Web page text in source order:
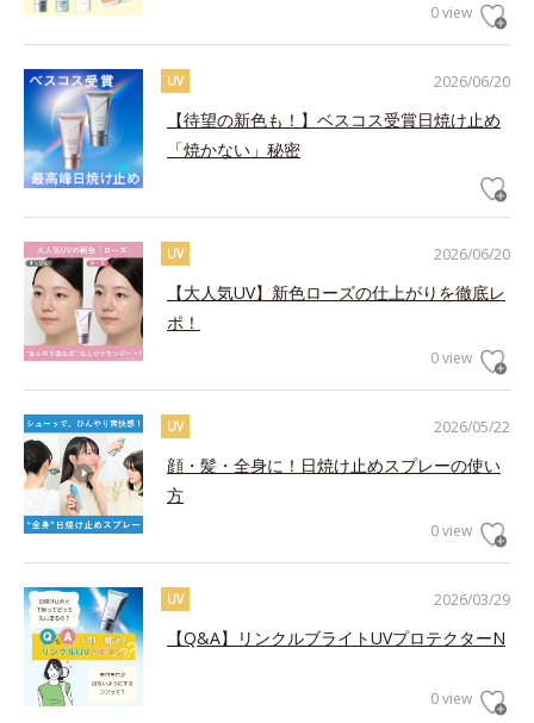
0 view
2026/06/20
UV
【待望の新色も！】ベスコス受賞日焼け止め
「焼かない」秘密
2026/06/20
UV
【大人気UV】新色ローズの仕上がりを徹底レ
ポ！
0 view
2026/05/22
UV
顔・髪・全身に！日焼け止めスプレーの使い
方
0 view
2026/03/29
UV
【Q&A】リンクルブライトUVプロテクターN
0 view